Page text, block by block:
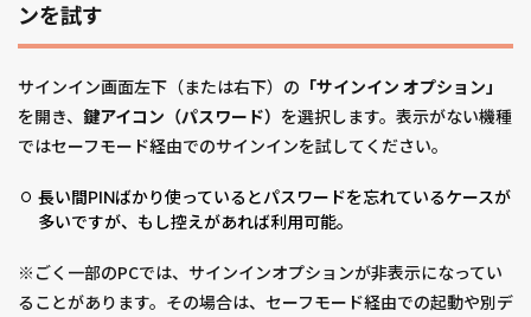
ンを試す
サインイン画面左下（または右下）の 「サインイン オプション」
を開き、 鍵アイコン（パスワード） を選択します。表示がない機種
ではセーフモード経由でのサインインを試してください。
長い間PINばかり使っているとパスワードを忘れているケースが
多いですが、もし控えがあれば利用可能。
※ごく一部のPCでは、サインインオプションが非表示になってい
ることがあります。その場合は、セーフモード経由での起動や別デ